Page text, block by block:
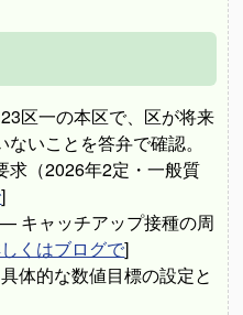
区一の本区で、区が将来
いことを答弁で確認。
求（2026年2定・一般質
]
— キャッチアップ接種の周
くはブログで]
体的な数値目標の設定と